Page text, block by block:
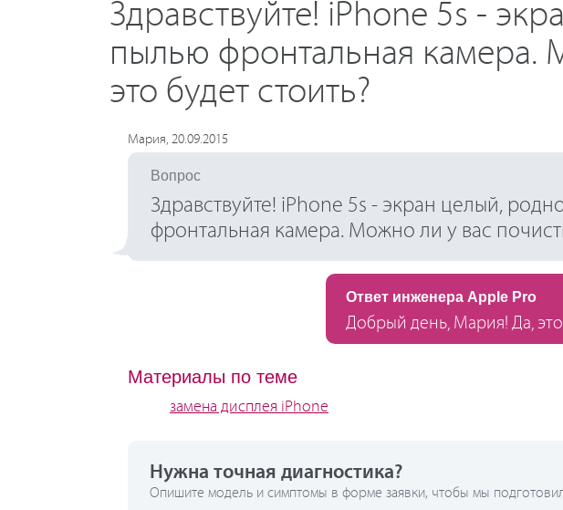
Здравствуйте! iPhone 5s -
пылью фронтальная камера.
это будет стоить?
Мария, 20.09.2015
Вопрос
Здравствуйте! iPhone 5s - экран целый,
фронтальная камера. Можно ли у вас
Ответ инженера Apple Pro
Добрый день, Мария! Да,
Материалы по теме
замена дисплея iPhone
Нужна точная диагностика?
Опишите модель и симптомы в форме заявки, чтобы мы